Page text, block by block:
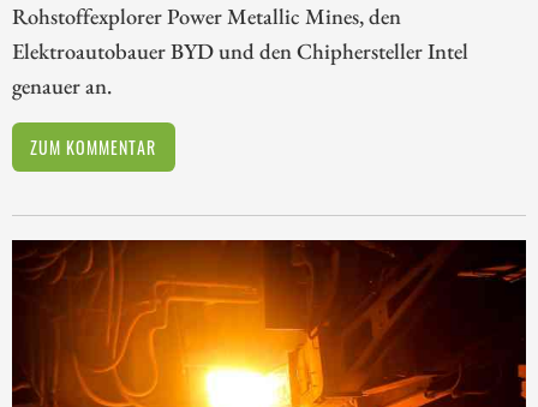
Rohstoffexplorer Power Metallic Mines, den
Elektroautobauer BYD und den Chiphersteller Intel
genauer an.
ZUM KOMMENTAR